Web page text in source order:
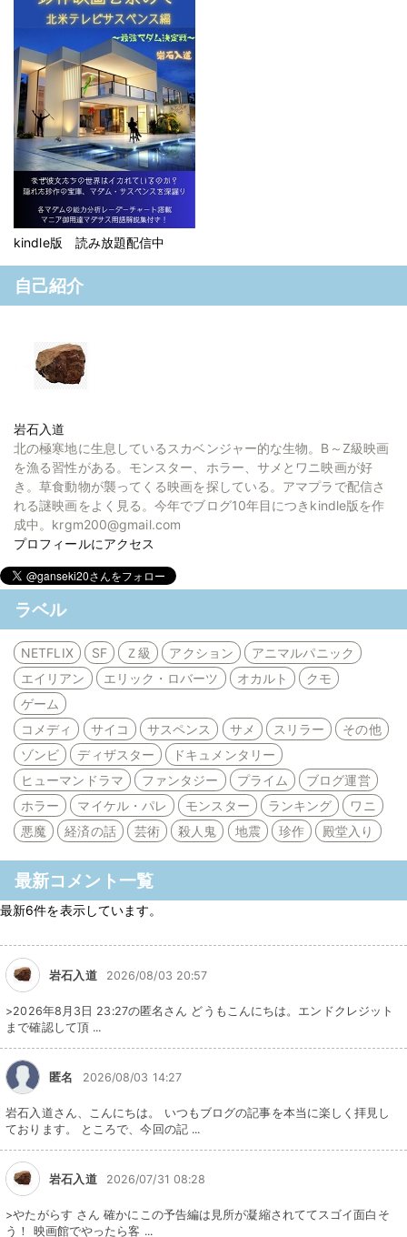
kindle版 読み放題配信中
自己紹介
岩石入道
北の極寒地に生息しているスカベンジャー的な生物。B～Z級映画
を漁る習性がある。モンスター、ホラー、サメとワニ映画が好
き。草食動物が襲ってくる映画を探している。アマプラで配信さ
れる謎映画をよく見る。今年でブログ10年目につきkindle版を作
成中。krgm200@gmail.com
プロフィールにアクセス
ラベル
NETFLIX SF Ｚ級 アクション
アニマルパニック
エイリアン
エリック・ロバーツ オカルト
クモ
ゲーム
コメディ
サイコ サスペンス サメ スリラー
その他
ゾンビ
ディザスター
ドキュメンタリー
ヒューマンドラマ
ファンタジー プライム
ブログ運営
ホラー
マイケル・パレ モンスター ランキング
ワニ
悪魔
経済の話 芸術 殺人鬼 地震 珍作 殿堂入り
最新コメント一覧
最新6件を表示しています。
岩石入道 2026/08/03 20:57
>2026年8月3日 23:27の匿名さん どうもこんにちは。エンドクレジット
まで確認して頂 ...
匿名 2026/08/03 14:27
岩石入道さん、こんにちは。 いつもブログの記事を本当に楽しく拝見し
ております。 ところで、今回の記 ...
岩石入道 2026/07/31 08:28
>やたがらす さん 確かにこの予告編は見所が凝縮されててスゴイ面白そ
う！ 映画館でやったら客 ...